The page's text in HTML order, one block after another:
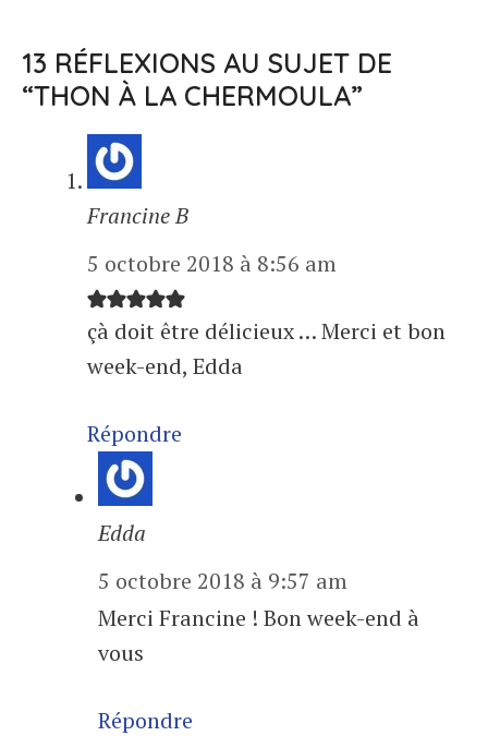
13 RÉFLEXIONS AU SUJET DE
“THON À LA CHERMOULA”
Francine B
5 octobre 2018 à 8:56 am
çà doit être délicieux … Merci et bon
week-end, Edda
Répondre
Edda
5 octobre 2018 à 9:57 am
Merci Francine ! Bon week-end à
vous
Répondre